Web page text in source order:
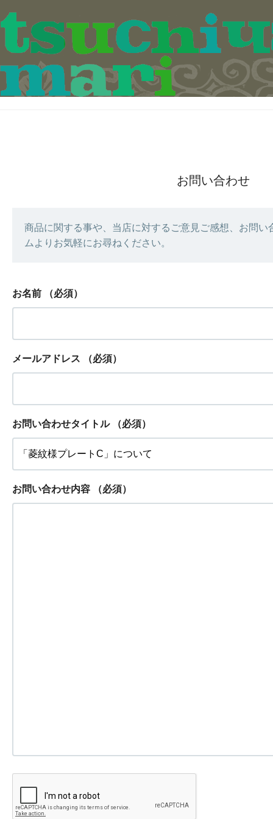
お問い合わせ
商品に関する事や、当店に対するご意見ご感想、お問い
ムよりお気軽にお尋ねください。
お名前 （必須）
メールアドレス （必須）
お問い合わせタイトル （必須）
お問い合わせ内容 （必須）